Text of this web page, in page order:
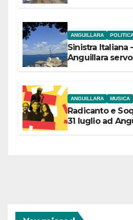
ANGUILLARA
Sinistra Italiana
Anguillara
ANGUILLARA MUSICA
Radicanto e
31 luglio ad